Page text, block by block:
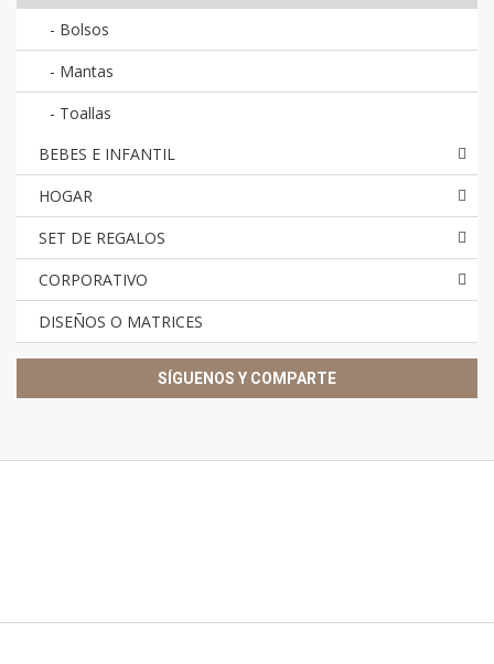
- Bolsos
- Mantas
- Toallas
BEBES E INFANTIL
HOGAR
SET DE REGALOS
CORPORATIVO
DISEÑOS O MATRICES
SÍGUENOS Y COMPARTE